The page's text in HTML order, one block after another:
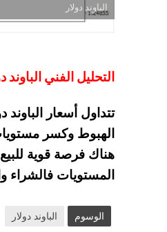
الباوند دولار
التحليل الفني الباوند دولار
تتداول أسعار
المستويات فالشراء
الوسوم الباوند دولار